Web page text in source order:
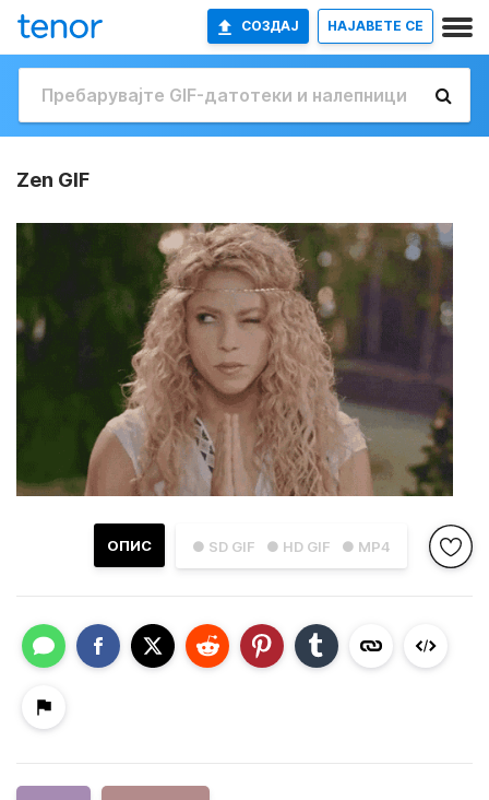
СОЗДАЈ НАЈАВETE СЕ
Zen GIF
● SD GIF ● HD GIF ● MP4
ОПИС